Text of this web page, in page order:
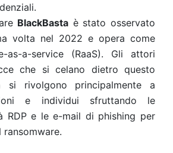
BlackBasta è stato osservato
volta nel 2022 e opera come
as-a-service (RaaS). Gli attori
che si celano dietro questo
si rivolgono principalmente a
e individui sfruttando le
RDP e le e-mail di phishing per